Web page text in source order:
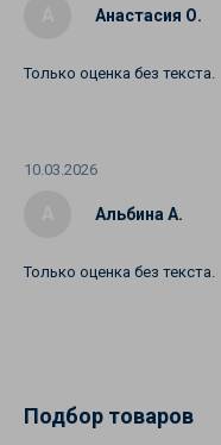
Анастасия О.
Только оценка без текста.
Альбина А.
10.03.2026
Только оценка без текста.
Подбор товаров